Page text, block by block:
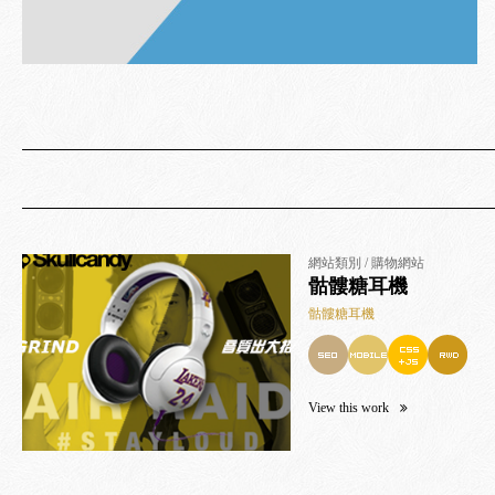
網站類別 / 購物網站
骷髏糖耳機
骷髏糖耳機
View this work